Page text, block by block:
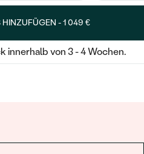
-1 049 €
innerhalb von 3 - 4 Wochen.